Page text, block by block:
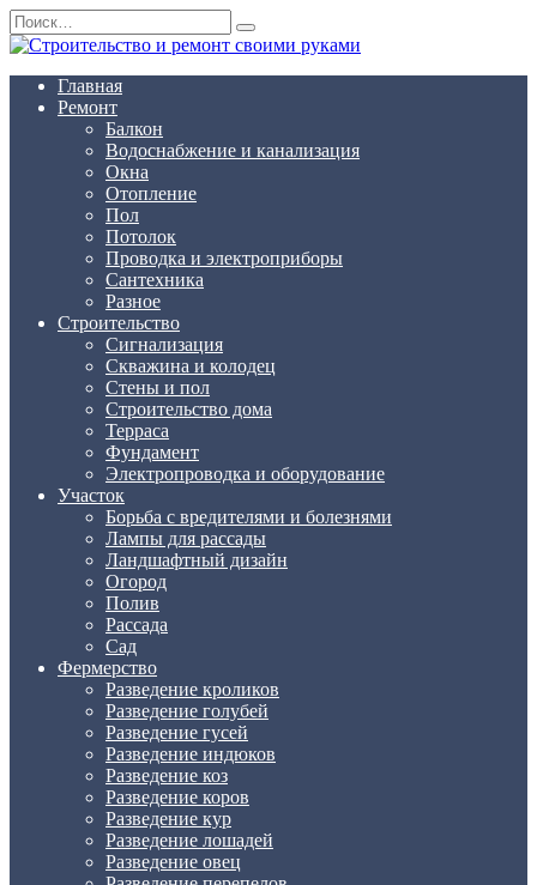
Перейти
к
содержанию
Search
for:
Главная
Ремонт
Балкон
Водоснабжение и канализация
Окна
Отопление
Пол
Потолок
Проводка и электроприборы
Сантехника
Разное
Строительство
Сигнализация
Скважина и колодец
Стены и пол
Строительство дома
Терраса
Фундамент
Электропроводка и оборудование
Участок
Борьба с вредителями и болезнями
Лампы для рассады
Ландшафтный дизайн
Огород
Полив
Рассада
Сад
Фермерство
Разведение кроликов
Разведение голубей
Разведение гусей
Разведение индюков
Разведение коз
Разведение коров
Разведение кур
Разведение лошадей
Разведение овец